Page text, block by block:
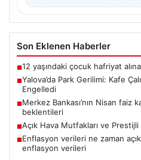
Son Eklenen Haberler
■12 yaşındaki çocuk hafriyat
■Yalova’da Park Gerilimi: Kafe
Engelledi
■Merkez Bankası’nın Nisan faiz
beklentileri
■Açık Hava Mutfakları ve
■Enflasyon verileri ne zaman
enflasyon verileri